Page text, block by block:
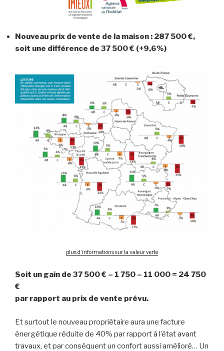
Nouveau prix de vente de la maison : 287 500 €,
soit une différence de 37 500€ (+9,6%)
plus d’informations sur la valeur verte
Soit un gain de 37 500 € – 1 750 – 11 000 = 24 750
€
par rapport au prix de vente prévu.
Et surtout le nouveau propriétaire aura une facture
énergétique réduite de 40% par rapport à l’état avant
travaux, et par conséquent un confort aussi amélioré… Un